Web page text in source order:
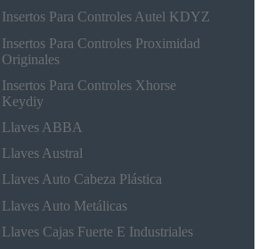
Insertos Para Controles Autel KDYZ
Insertos Para Controles Proximidad
Originales
Insertos Para Controles Xhorse
Keydiy
Llaves ABBA
Llaves Austral
Llaves Auto Cabeza Plástica
Llaves Auto Metálicas
Llaves Cajas Fuerte E Industriales